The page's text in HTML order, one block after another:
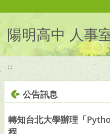
陽明高中 人事
:::
公告訊息
轉知台北大學辦理「
程